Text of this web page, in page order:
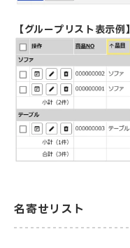
【グループリスト表示例】
名寄せリスト